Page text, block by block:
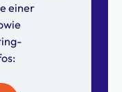
einer